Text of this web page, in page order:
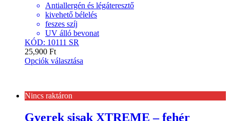
Antiallergén és légáteresztő
kivehető bélelés
feszes szíj
UV álló bevonat
KÓD: 10111 SR
25,900 Ft
Opciók választása
Nincs raktáron
Gyerek sisak XTREME – fehér